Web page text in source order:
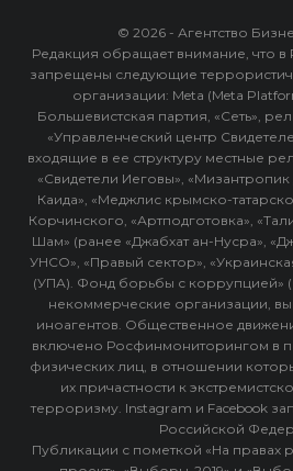
© 2026 - Агентство
Редакция обращает внимание, что
запрещены следующие
организации: Meta (Meta
Большевистская партия, «Сеть»,
«Управленческий центр
входящие в ее структуру местные
«Свидетели Иеговы»,
Каида», «Меджлис крымско-
Корчинского, «Артподготовка»,
Шам» (ранее «Джабхат ан-Нусра»,
УНСО», «Правый сектор»,
(УПА). Фонд борьбы с коррупцией»
некоммерческие организации,
иноагентов. Общественное
включено Росфинмониторингом в
физических лиц, в отношении
их причастности к
терроризму. Instagram и Facebook
Российской
Публикации с пометкой «На правах